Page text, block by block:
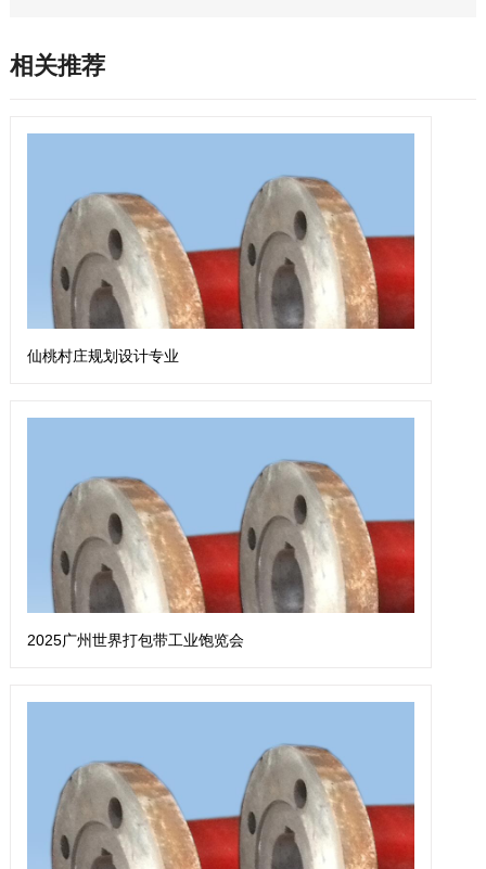
相关推荐
仙桃村庄规划设计专业
2025广州世界打包带工业饱览会